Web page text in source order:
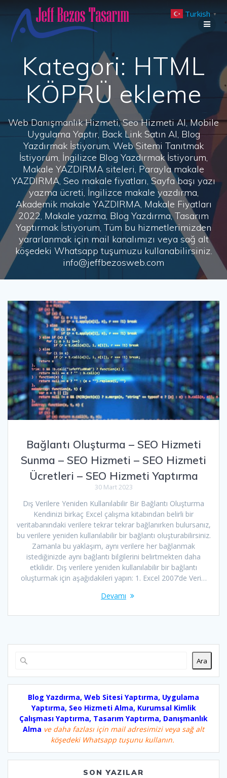
to
Kategori: HTML
KÖPRÜ ekleme
Web Danışmanlık Hizmeti, Seo Hizmeti Al, Mobile
Uygulama Yaptır, Back Link Satın Al, Blog
Yazdırmak İstiyorum, Web Sitemi Tanıtmak
İstiyorum, İngilizce Blog Yazdırmak İstiyorum,
Makale YAZDIRMA siteleri, Parayla makale
YAZDIRMA, Seo makale fiyatları, Sayfa başı yazı
yazma ücreti, İngilizce makale yazdırma,
Akademik makale YAZDIRMA, Makale Fiyatları
2022, Makale yazma, Blog Yazdırma, Tasarım
Yaptırmak İstiyorum, Tüm bu hizmetlerimizden
yararlanmak için mail kanalımızı veya sağ alt
köşedeki Whatsapp tuşumuzu kullanabilirsiniz.
info@jeffbezosweb.com
Bağlantı Oluşturma – SEO Hizmeti
Sunma – SEO Hizmeti – SEO Hizmeti
Ücretleri – SEO Hizmeti Yaptırma
30 Mart 2023
Dış Verilere Yeniden Kullanılabilir Bir Bağlantı Oluşturma
Kendinizi birkaç Excel çalışma kitabından belirli bir
veritabanındaki verilere tekrar tekrar bağlanırken bulursanız,
bu verilere yeniden kullanılabilir bir bağlantı oluşturabilirsiniz.
Zamanla bu yaklaşım, aynı verilere her bağlanmak
istediğinizde aynı bağlantı bilgilerini belirtmekten daha
etkilidir. Dış verilere yeniden kullanılabilir bir bağlantı
oluşturmak için aşağıdakileri yapın: 1. Excel 2007’de Veri…
Devamı
Ara
Blog Yazdırma, Web Sitesi Yaptırma, Uygulama
Yaptırma, Seo Hizmeti Alma, Kurumsal Kimlik
Çalışması Yaptırma, Tasarım Yaptırma, Danışmanlık
Alma ve daha fazlası için mail adresimizi veya sağ alt
köşedeki Whatsapp tuşunu kullanın.
SON YAZILAR
Turkish ▼